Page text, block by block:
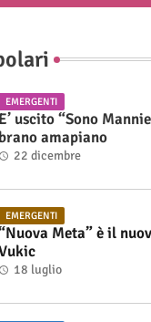
EMERGENTI
E’ uscito “Sono
brano amapiano
22 dicembre
EMERGENTI
Meta” è il
18 luglio